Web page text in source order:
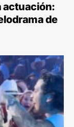
actuación:
de